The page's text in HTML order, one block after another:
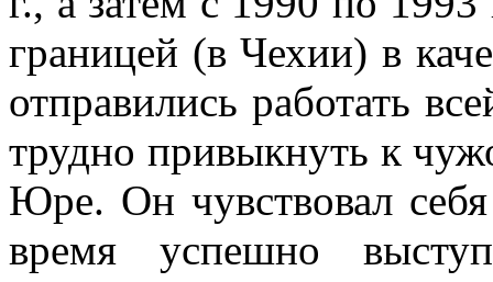
границей (в Чехии) в
отправились работать
трудно привыкнуть к
Юре. Он чувствовал
время успешно